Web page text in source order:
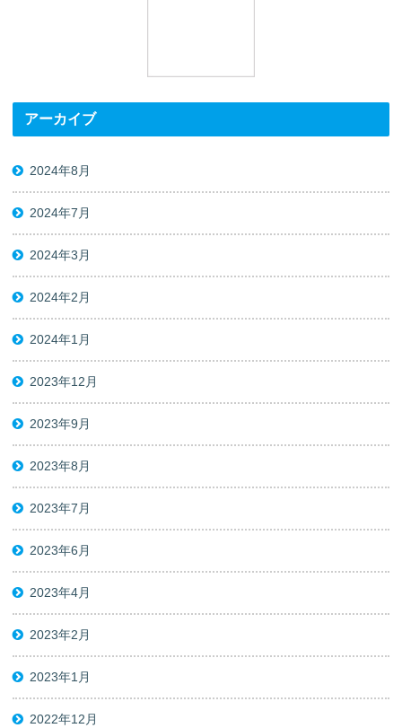
アーカイブ
2024年8月
2024年7月
2024年3月
2024年2月
2024年1月
2023年12月
2023年9月
2023年8月
2023年7月
2023年6月
2023年4月
2023年2月
2023年1月
2022年12月